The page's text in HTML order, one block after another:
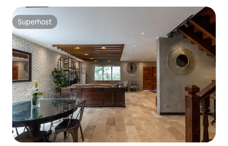
Superhost
Superhost